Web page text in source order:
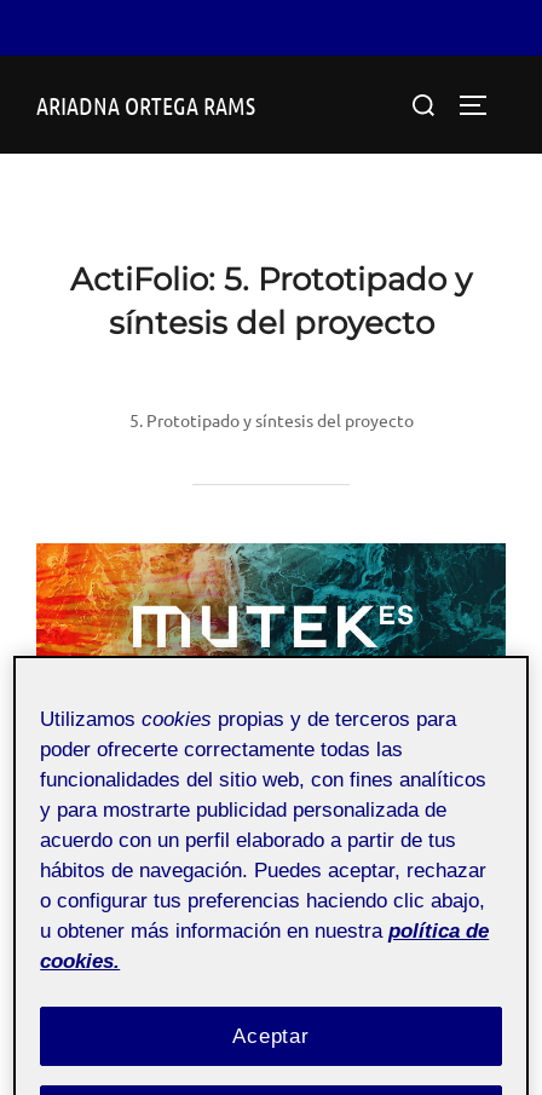
ARIADNA ORTEGA RAMS Buscar:
ActiFolio: 5. Prototipado y
síntesis del proyecto
5. Prototipado y síntesis del proyecto
PEC 5 – Prototipatge i proposta
de valor
por Ariadna Ortega Rams
Arquitectura de la
informació
Publicado
8 junio, 2022 Sin comentarios
Utilizamoscookies propias y de terceros para
poder ofrecerte correctamente todas las
funcionalidades del sitio web, con fines analíticos
y para mostrarte publicidad personalizada de
acuerdo con un perfil elaborado a partir de tus
hábitos de navegación. Puedes aceptar, rechazar
o configurar tus preferencias haciendo clic abajo,
u obtener más información en nuestra política de
cookies.
Aceptar